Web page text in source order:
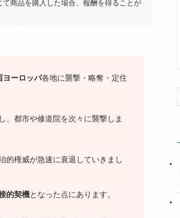
商品を購入した場合、報酬を得ることが
ヨーロッパ各地に襲撃・略奪・定住
、都市や修道院を次々に襲撃しま
的権威が急速に衰退していきまし
的契機となった点にあります。